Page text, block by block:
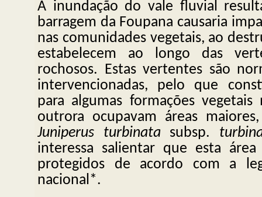
A inundação do vale fluvial
barragem da Foupana causaria
nas comunidades vegetais, ao
estabelecem ao longo das
rochosos. Estas vertentes são
intervencionadas, pelo que
para algumas formações
outrora ocupavam áreas
Juniperus turbinatasubsp.
interessa salientar que esta
protegidos de acordo com a
nacional*.